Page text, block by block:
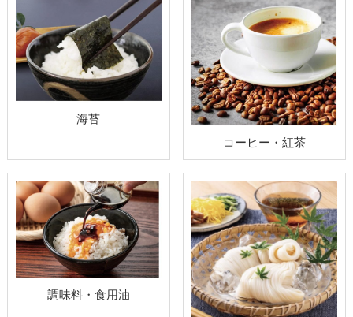
海苔
コーヒー・紅茶
調味料・食用油